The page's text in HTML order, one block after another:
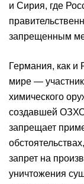
и Сирия, где
запрещенным
Германия, как и
мире —
химического
создавшей
запрещает
запрет на
уничтожения